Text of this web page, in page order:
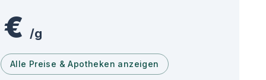
/g
Alle Preise & Apotheken anzeigen